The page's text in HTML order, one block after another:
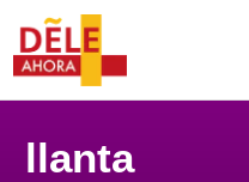
llanta